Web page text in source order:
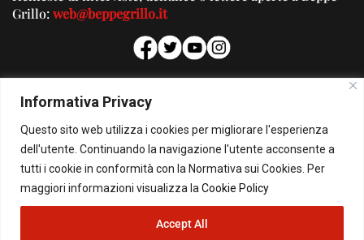
Informativa Privacy
Questo sito web utilizza i cookies per migliorare l'esperienza
dell'utente. Continuando la navigazione l'utente acconsente a
tutti i cookie in conformità con la Normativa sui Cookies. Per
maggiori informazioni visualizza la Cookie Policy
Accept All
Grillo:web@beppegrillo.it
PUBBLICITA'
Per la tua pubblicità su questo Blog:
pubblicita@beppegrillo.it
HOMEPAGE COOKIE POLICY PRIVACY POLICY CONTATTI
© Copyright 2026 - Il Blog di Beppe Grillo. All Rights Reserved - Powered by